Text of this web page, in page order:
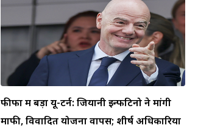
फीफा में बड़ा यू-टर्न: जियानी इन्फेंटिनो ने मांगी
माफी, विवादित योजना वापस; शीर्ष अधिकारियों